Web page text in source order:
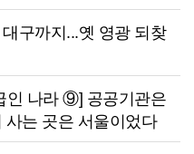
구까지...옛 영광 되찾
인 나라 ⑨] 공공기관은
사는 곳은 서울이었다